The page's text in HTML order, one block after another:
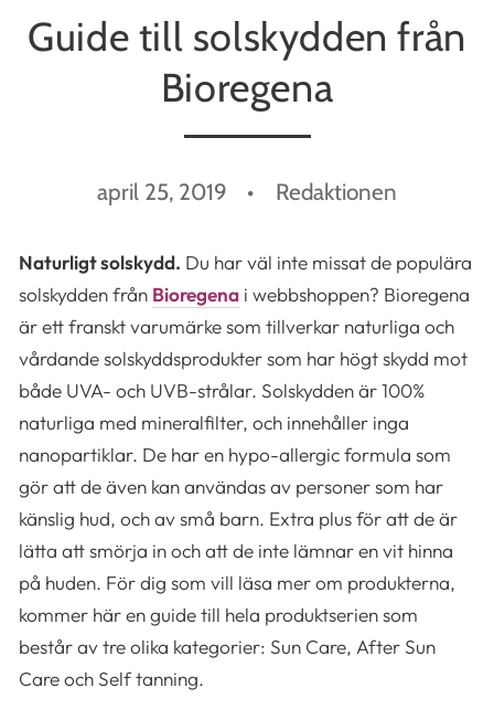
Guide till solskydden från
Bioregena
april 25, 2019 Redaktionen
Naturligt solskydd. Du har väl inte missat de populära
solskydden från Bioregena i webbshoppen? Bioregena
är ett franskt varumärke som tillverkar naturliga och
vårdande solskyddsprodukter som har högt skydd mot
både UVA- och UVB-strålar. Solskydden är 100%
naturliga med mineralfilter, och innehåller inga
nanopartiklar. De har en hypo-allergic formula som
gör att de även kan användas av personer som har
känslig hud, och av små barn. Extra plus för att de är
lätta att smörja in och att de inte lämnar en vit hinna
på huden. För dig som vill läsa mer om produkterna,
kommer här en guide till hela produktserien som
består av tre olika kategorier: Sun Care, After Sun
Care och Self tanning.